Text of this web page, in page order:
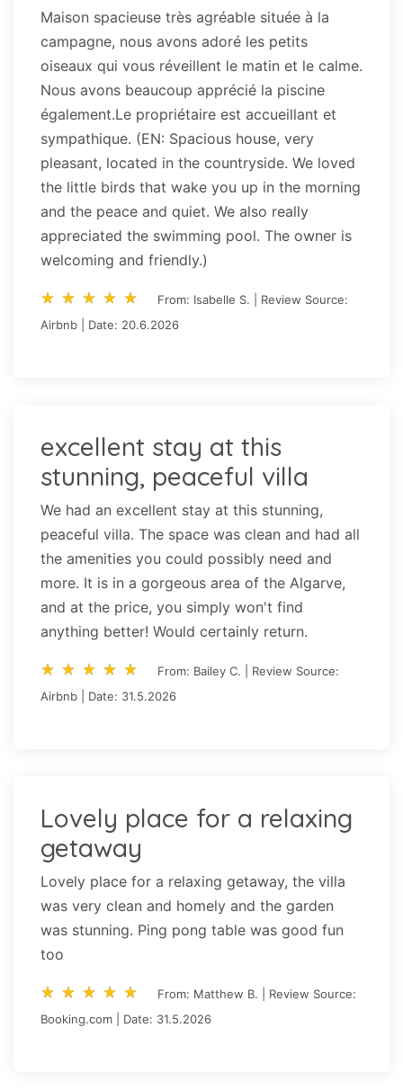
Maison spacieuse très agréable située à la
campagne, nous avons adoré les petits
oiseaux qui vous réveillent le matin et le calme.
Nous avons beaucoup apprécié la piscine
également.Le propriétaire est accueillant et
sympathique. (EN: Spacious house, very
pleasant, located in the countryside. We loved
the little birds that wake you up in the morning
and the peace and quiet. We also really
appreciated the swimming pool. The owner is
welcoming and friendly.)
star_rate star_rate star_rate star_rate star_rate
star_rate star_rate star_rate star_rate star_rate
From: Isabelle S. | Review Source:
Airbnb | Date: 20.6.2026
excellent stay at this
stunning, peaceful villa
We had an excellent stay at this stunning,
peaceful villa. The space was clean and had all
the amenities you could possibly need and
more. It is in a gorgeous area of the Algarve,
and at the price, you simply won't find
anything better! Would certainly return.
star_rate star_rate star_rate star_rate star_rate
star_rate star_rate star_rate star_rate star_rate
From: Bailey C. | Review Source:
Airbnb | Date: 31.5.2026
Lovely place for a relaxing
getaway
Lovely place for a relaxing getaway, the villa
was very clean and homely and the garden
was stunning. Ping pong table was good fun
too
star_rate star_rate star_rate star_rate star_rate
star_rate star_rate star_rate star_rate star_rate
From: Matthew B. | Review Source:
Booking.com | Date: 31.5.2026